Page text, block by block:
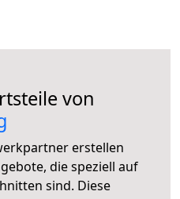
von
erstellen
die speziell auf
sind. Diese